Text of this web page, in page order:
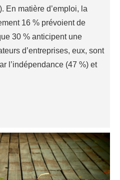
En matière d’emploi, la
16 % prévoient de
30 % anticipent une
d’entreprises, eux, sont
l’indépendance (47 %) et